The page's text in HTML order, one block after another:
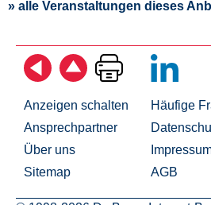
» alle Veranstaltungen dieses
Anzeigen schalten
Ansprechpartner
Über uns
Sitemap
Häufige
AGB